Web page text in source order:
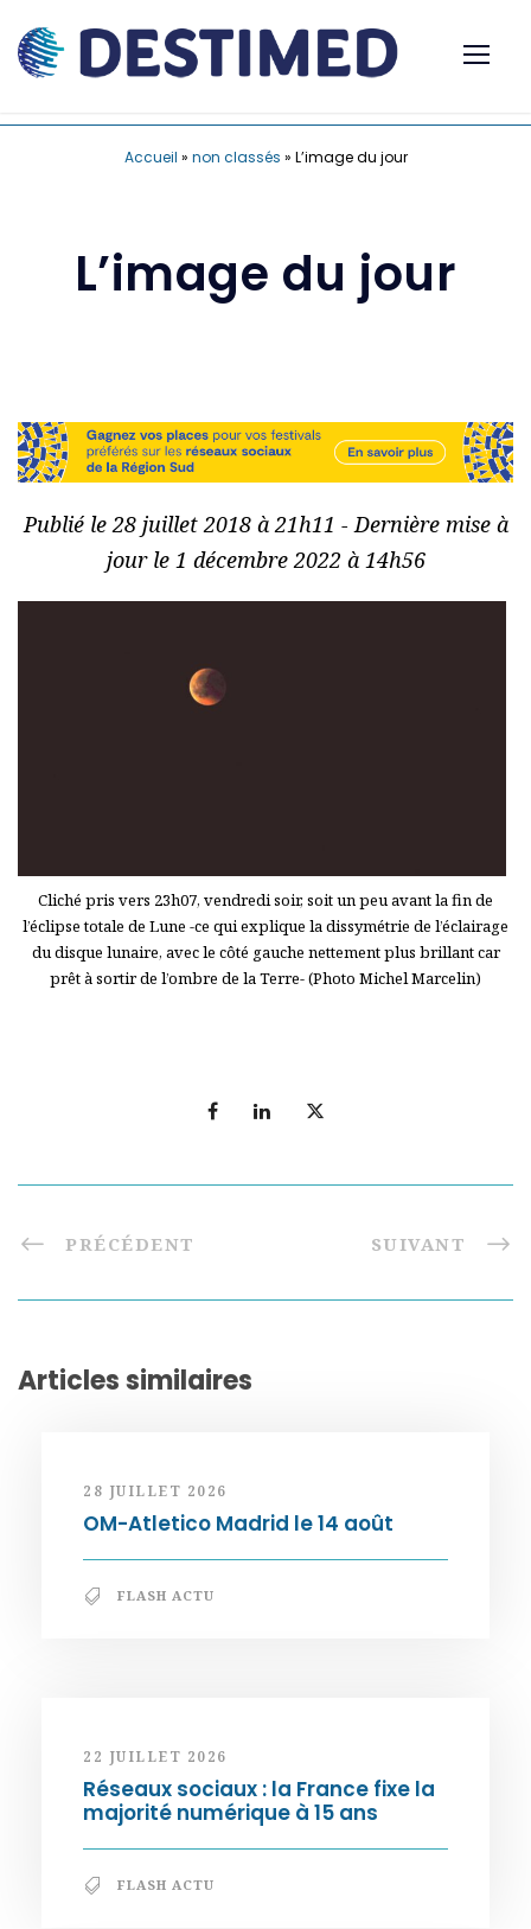
Accueil » non classés » L’image du jour
L’image du jour
Publié le 28 juillet 2018 à 21h11 - Dernière mise à
jour le 1 décembre 2022 à 14h56
Cliché pris vers 23h07, vendredi soir, soit un peu avant la fin de
l’éclipse totale de Lune -ce qui explique la dissymétrie de l’éclairage
du disque lunaire, avec le côté gauche nettement plus brillant car
prêt à sortir de l’ombre de la Terre- (Photo Michel Marcelin)
PRÉCÉDENT SUIVANT
Articles similaires
28 JUILLET 2026
OM-Atletico Madrid le 14 août
FLASH ACTU
22 JUILLET 2026
Réseaux sociaux : la France fixe la
majorité numérique à 15 ans
FLASH ACTU